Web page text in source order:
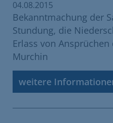
04.08.2015
Bekanntmachung der
Stundung, die
Erlass von
Murchin
weitere